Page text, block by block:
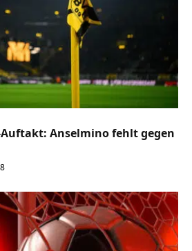
Auftakt: Anselmino fehlt gegen